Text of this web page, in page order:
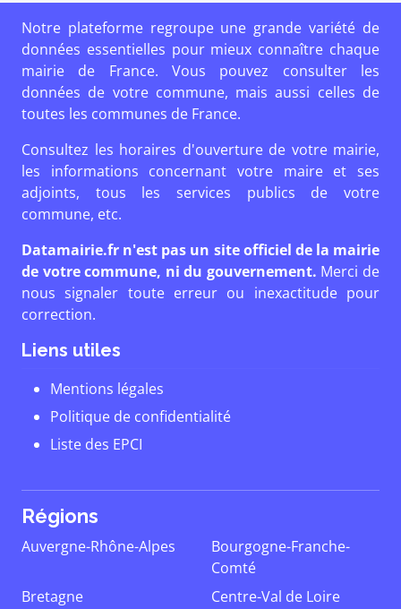
Notre plateforme regroupe une grande variété de
données essentielles pour mieux connaître chaque
mairie de France. Vous pouvez consulter les
données de votre commune, mais aussi celles de
toutes les communes de France.
Consultez les horaires d'ouverture de votre mairie,
les informations concernant votre maire et ses
adjoints, tous les services publics de votre
commune, etc.
Datamairie.fr n'est pas un site officiel de la mairie
de votre commune, ni du gouvernement. Merci de
nous signaler toute erreur ou inexactitude pour
correction.
Liens utiles
Mentions légales
Politique de confidentialité
Liste des EPCI
Régions
Auvergne-Rhône-Alpes
Bourgogne-Franche-
Comté
Bretagne
Centre-Val de Loire